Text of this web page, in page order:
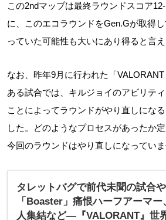
この2ndマップは最終ラウンドスコア
に、このエコラウンドをGen.Gが取得
っていた可能性も大いにあり得ると言え
なお、昨年9月に行われた「
ある試合では、キルジョイのアビリテ
ことによってラウンドがやり直しにな
した。どのようなプロセスがあったか
今回のラウンドはやり直しになっていま
タレットバグで前代未聞の試合
「Boaster」痛恨ハーフアーマー
人集結など―『VALORANT』世